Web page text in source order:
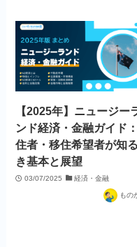
【2025年】ニュージー
ンド経済・金融ガイド
住者・移住希望者が知
き基本と展望
03/07/2025 経済・金融
もの